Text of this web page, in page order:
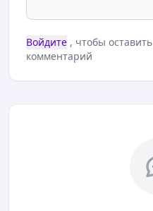
Войдите , чтобы оставить
комментарий